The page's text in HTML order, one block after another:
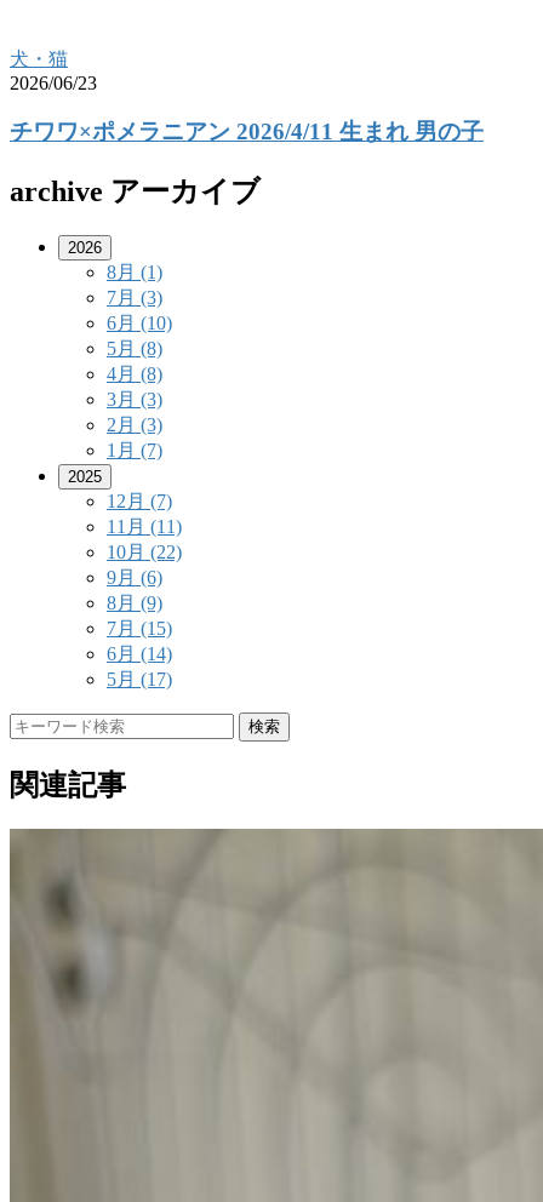
犬・猫
2026/06/23
チワワ×ポメラニアン 2026/4/11 生まれ 男の子
archive アーカイブ
2026
8月 (1)
7月 (3)
6月 (10)
5月 (8)
4月 (8)
3月 (3)
2月 (3)
1月 (7)
2025
12月 (7)
11月 (11)
10月 (22)
9月 (6)
8月 (9)
7月 (15)
6月 (14)
5月 (17)
検索
関連記事